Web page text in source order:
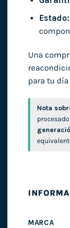
Estado:
Una
para tu día
Nota
MARCA